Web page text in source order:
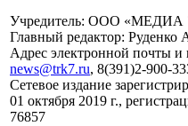
Учредитель: ООО «МЕДИА
Главный редактор: Руденко
Адрес электронной почты и
news@trk7.ru, 8(391)2-900-
Сетевое издание
01 октября 2019 г.,
76857